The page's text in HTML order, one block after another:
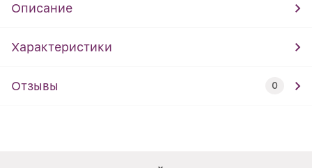
Описание
Характеристики
Отзывы 0